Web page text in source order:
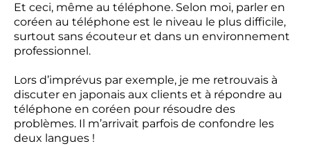
Et ceci, même au téléphone. Selon moi, parler en
coréen au téléphone est le niveau le plus difficile,
surtout sans écouteur et dans un environnement
professionnel.
Lors d’imprévus par exemple, je me retrouvais à
discuter en japonais aux clients et à répondre au
téléphone en coréen pour résoudre des
problèmes. Il m’arrivait parfois de confondre les
deux langues !